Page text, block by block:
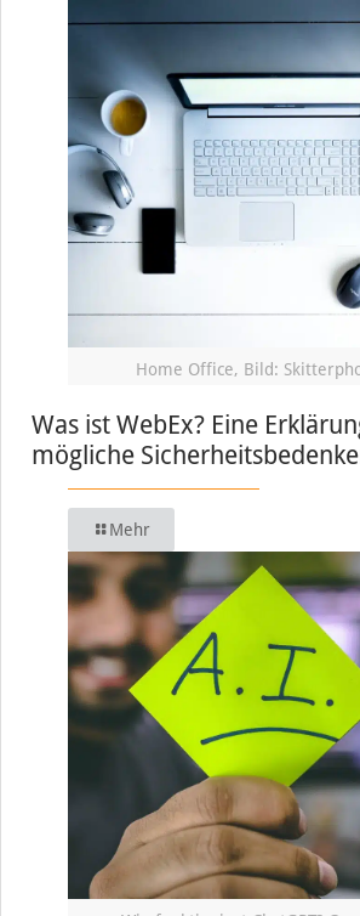
Home Office, Bild:
Was ist WebEx? Eine
mögliche
Mehr